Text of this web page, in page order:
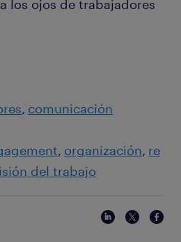
los ojos de trabajadores
comunicación
organización re
del trabajo